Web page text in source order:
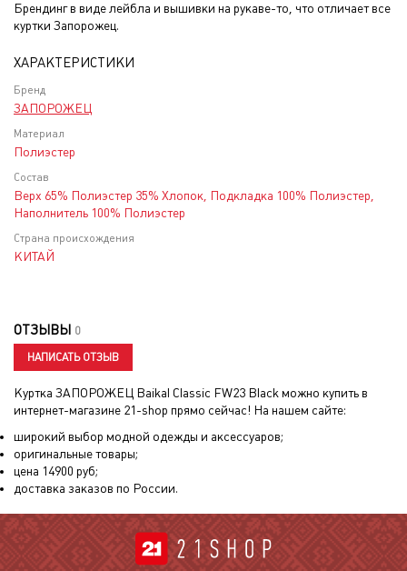
Брендинг в виде лейбла и вышивки на рукаве-то, что отличает все
куртки Запорожец.
ХАРАКТЕРИСТИКИ
Бренд
ЗАПОРОЖЕЦ
Материал
Полиэстер
Состав
Верх 65% Полиэстер 35% Хлопок, Подкладка 100% Полиэстер,
Наполнитель 100% Полиэстер
Страна происхождения
КИТАЙ
ОТЗЫВЫ 0
НАПИСАТЬ ОТЗЫВ
Куртка ЗАПОРОЖЕЦ Baikal Classic FW23 Black можно купить в
интернет-магазине 21-shop прямо сейчас! На нашем сайте:
широкий выбор модной одежды и аксессуаров;
оригинальные товары;
цена 14900 руб;
доставка заказов по России.